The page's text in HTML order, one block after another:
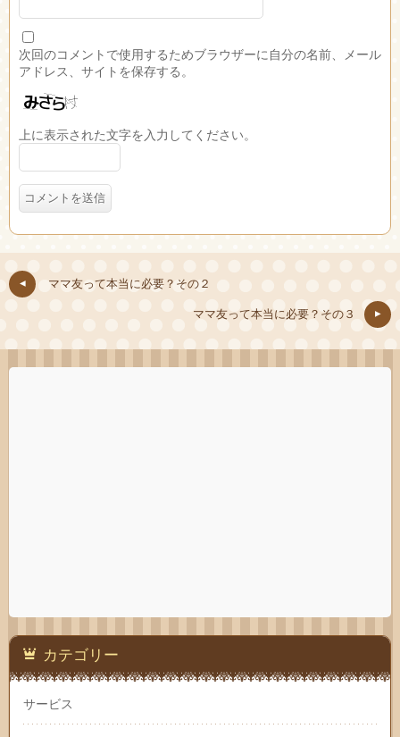
次回のコメントで使用するためブラウザーに自分の名前、メール
アドレス、サイトを保存する。
上に表示された文字を入力してください。
ママ友って本当に必要？その２
ママ友って本当に必要？その３
カテゴリー
サービス